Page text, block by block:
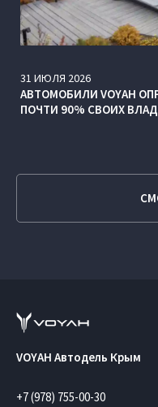
31 ИЮЛЯ 2026
АВТОМОБИЛИ VOYAH
ПОЧТИ 90% СВОИХ
VOYAH Автодель Крым
+7 (978) 755-00-30